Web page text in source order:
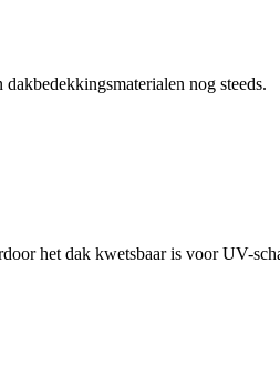
nog steeds.
het dak kwetsbaar is voor UV-